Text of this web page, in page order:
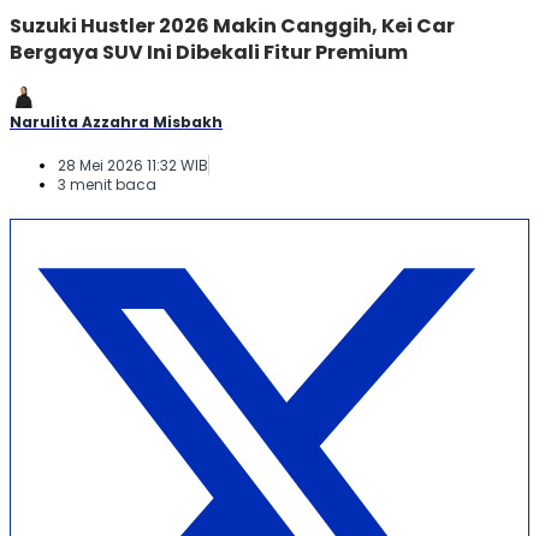
Suzuki Hustler 2026 Makin Canggih, Kei Car
Bergaya SUV Ini Dibekali Fitur Premium
Narulita Azzahra Misbakh
28 Mei 2026 11:32 WIB
3 menit baca